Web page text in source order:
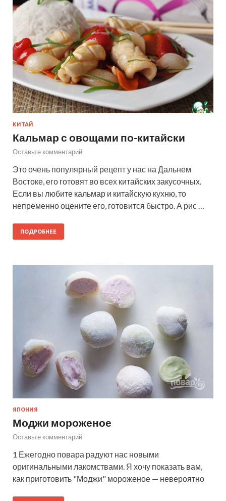
КИТАЙ
Кальмар с овощами по-китайски
Оставьте комментарий
Это очень популярный рецепт у нас на Дальнем
Востоке, его готовят во всех китайских закусочных.
Если вы любите кальмар и китайскую кухню, то
непременно оцените его, готовится быстро. А рис …
ПОДРОБНЕЕ
ЯПОНИЯ
Моджи мороженое
Оставьте комментарий
1 Ежегодно повара радуют нас новыми
оригинальными лакомствами. Я хочу показать вам,
как приготовить "Моджи" мороженое — невероятно